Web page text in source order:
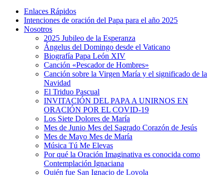
Enlaces Rápidos
Intenciones de oración del Papa para el año 2025
Nosotros
2025 Jubileo de la Esperanza
Ángelus del Domingo desde el Vaticano
Biografía Papa León XIV
Canción «Pescador de Hombres»
Canción sobre la Virgen María y el significado de la
Navidad
El Triduo Pascual
INVITACIÓN DEL PAPA A UNIRNOS EN
ORACIÓN POR EL COVID-19
Los Siete Dolores de María
Mes de Junio Mes del Sagrado Corazón de Jesús
Mes de Mayo Mes de María
Música Tú Me Elevas
Por qué la Oración Imaginativa es conocida como
Contemplación Ignaciana
Quién fue San Ignacio de Loyola